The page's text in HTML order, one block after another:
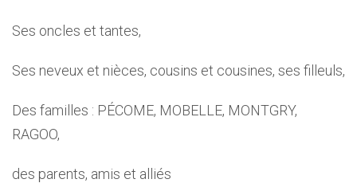
Ses oncles et tantes,
Ses neveux et nièces, cousins et cousines, ses filleuls,
Des familles : PÉCOME, MOBELLE, MONTGRY,
RAGOO,
des parents, amis et alliés